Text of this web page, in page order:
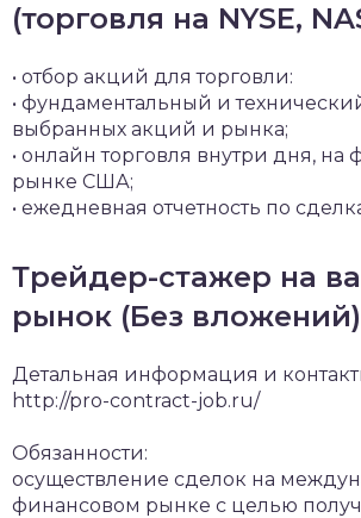
(торговля на NYSE,
• отбор акций для торговли:
• фундаментальный и
выбранных акций и рынка;
• онлайн торговля внутри дня, на
рынке США;
• ежедневная отчетность по
Трейдер-стажер на
рынок (Без вложений)
Детальная информация и
http://pro-contract-job.ru/
Обязанности:
oсуществление сделок на
финансовом рынке с целью